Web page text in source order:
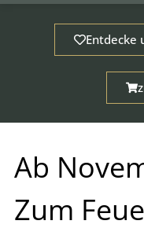
Entdecke
Ab
Zum